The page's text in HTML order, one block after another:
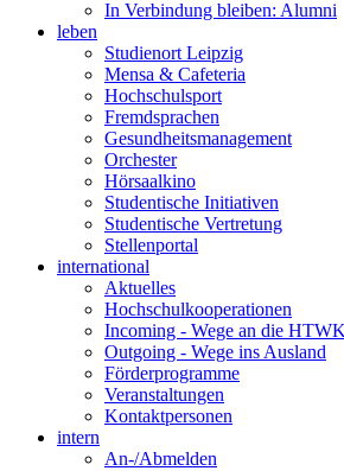
In Verbindung bleiben: Alumni
leben
Studienort Leipzig
Mensa & Cafeteria
Hochschulsport
Fremdsprachen
Gesundheitsmanagement
Orchester
Hörsaalkino
Studentische Initiativen
Studentische Vertretung
Stellenportal
international
Aktuelles
Hochschulkooperationen
Incoming - Wege an die
Outgoing - Wege ins Ausland
Förderprogramme
Veranstaltungen
Kontaktpersonen
intern
An-/Abmelden